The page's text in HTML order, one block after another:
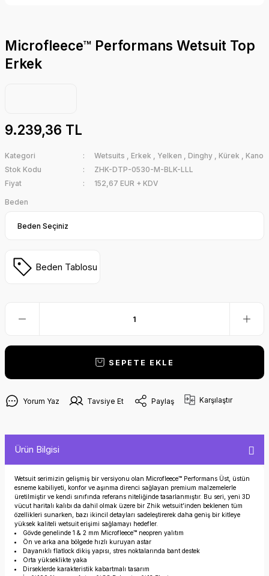
Microfleece™ Performans Wetsuit Top
Erkek
9.239,36 TL
Kategori Wetsuits , Erkek , Yelken , Dinghy , Kürek , Kano
Stok Kodu
ZHK-DTP-0530-M-BLK-LLL
Fiyat
152,67 EUR + KDV
Beden
Beden Tablosu
SEPETE EKLE
Yorum Yaz Tavsiye Et Paylaş Karşılaştır
Ürün Bilgisi
Wetsuit serimizin gelişmiş bir versiyonu olan Microfleece™ Performans Üst, üstün
esneme kabiliyeti, konfor ve aşınma direnci sağlayan premium malzemelerle
üretilmiştir ve kendi sınıfında referans niteliğinde tasarlanmıştır. Bu seri, yeni 3D
vücut haritalı kalıbı da dahil olmak üzere bir Zhik wetsuit’inden beklenen tüm
özellikleri sunarken, bazı ikincil detayları sadeleştirerek daha geniş bir kitleye
yüksek kaliteli wetsuit erişimi sağlamayı hedefler.
Gövde genelinde 1 & 2 mm Microfleece™ neopren yalıtım
Ön ve arka ana bölgede hızlı kuruyan astar
Dayanıklı flatlock dikiş yapısı, stres noktalarında bant destek
Orta yükseklikte yaka
Dirseklerde karakteristik kabartmalı tasarım